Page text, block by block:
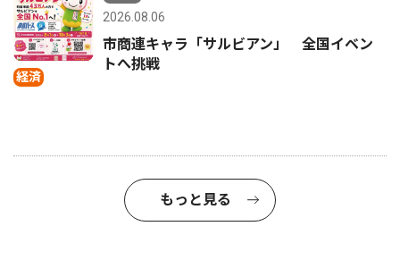
経済
2026.08.06
市商連キャラ「サルビアン」 全国イベン
トへ挑戦
もっと見る